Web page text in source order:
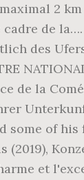
2
cadre de
des
de la
some of
(2019),
et